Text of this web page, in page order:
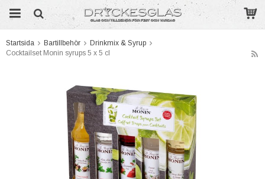
Produkten har blivit tillagd i varukorgen
Startsida Bartillbehör
Drinkmix & Syrup
Cocktailset Monin syrups 5 x 5 cl